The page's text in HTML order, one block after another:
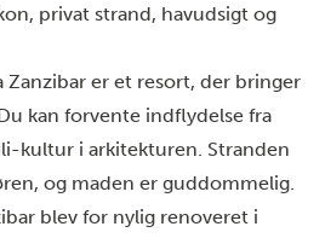
privat strand, havudsigt og
Zanzibar er et resort, der bringer
kan forvente indflydelse fra
kultur i arkitekturen. Stranden
og maden er guddommelig.
blev for nylig renoveret i